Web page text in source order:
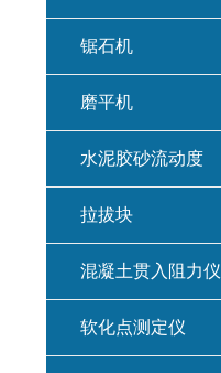
锯石机
磨平机
水泥胶砂流动度
拉拔块
混凝土贯入阻力仪
软化点测定仪